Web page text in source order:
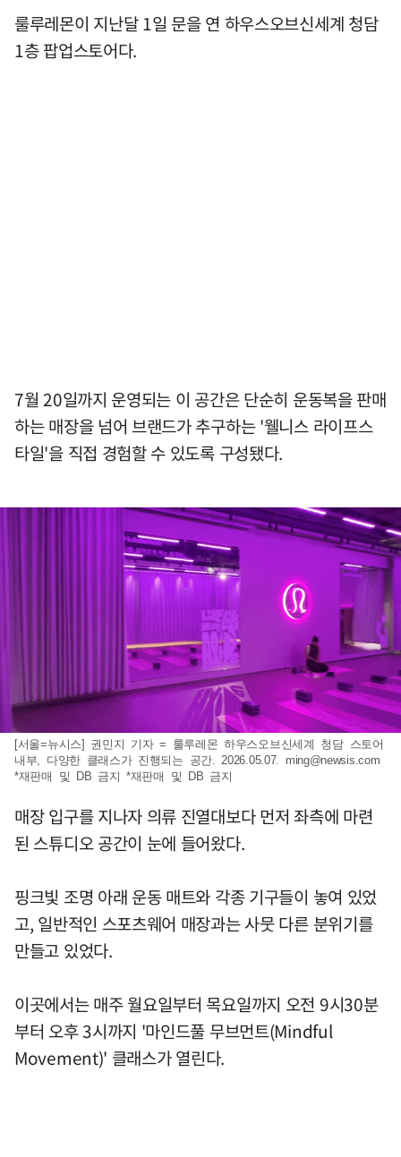
룰루레몬이 지난달 1일 문을 연 하우스오브신세계 청담
1층 팝업스토어다.
7월 20일까지 운영되는 이 공간은 단순히 운동복을 판매
하는 매장을 넘어 브랜드가 추구하는 '웰니스 라이프스
타일'을 직접 경험할 수 있도록 구성됐다.
[서울=뉴시스] 권민지 기자 = 룰루레몬 하우스오브신세계 청담 스토어
내부, 다양한 클래스가 진행되는 공간. 2026.05.07. ming@newsis.com
*재판매 및 DB 금지 *재판매 및 DB 금지
매장 입구를 지나자 의류 진열대보다 먼저 좌측에 마련
된 스튜디오 공간이 눈에 들어왔다.
핑크빛 조명 아래 운동 매트와 각종 기구들이 놓여 있었
고, 일반적인 스포츠웨어 매장과는 사뭇 다른 분위기를
만들고 있었다.
이곳에서는 매주 월요일부터 목요일까지 오전 9시30분
부터 오후 3시까지 '마인드풀 무브먼트(Mindful
Movement)' 클래스가 열린다.